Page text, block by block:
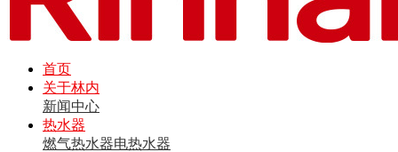
首页
关于林内
新闻中心
热水器
燃气热水器电热水器